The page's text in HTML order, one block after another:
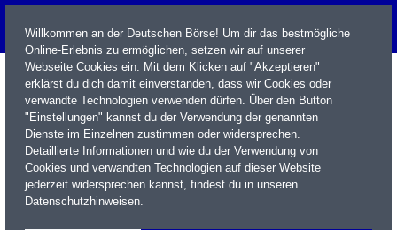
Name / WKN / ISIN / Kürzel
Willkommen an der Deutschen Börse! Um dir das bestmögliche
Online-Erlebnis zu ermöglichen, setzen wir auf unserer
Webseite Cookies ein. Mit dem Klicken auf "Akzeptieren"
erklärst du dich damit einverstanden, dass wir Cookies oder
verwandte Technologien verwenden dürfen. Über den Button
"Einstellungen" kannst du der Verwendung der genannten
Dienste im Einzelnen zustimmen oder widersprechen.
Detaillierte Informationen und wie du der Verwendung von
Cookies und verwandten Technologien auf dieser Website
jederzeit widersprechen kannst, findest du in unseren
Datenschutzhinweisen.